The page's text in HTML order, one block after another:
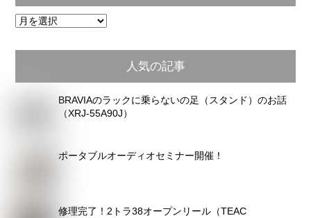
月
ア
カ
人気の記事
BRAVIAのラックに乗らないの足（スタンド）のお話
（XRJ-55A90J）
ポータブルオーディオセミナー開催！
修理完了！2トラ38オープンリール（TEAC